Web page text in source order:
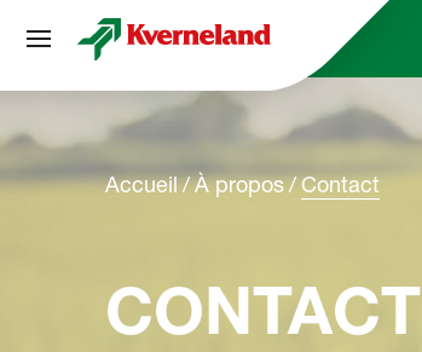
Accueil À propos Contact
CONTACT
Panneau de gestion des cookies